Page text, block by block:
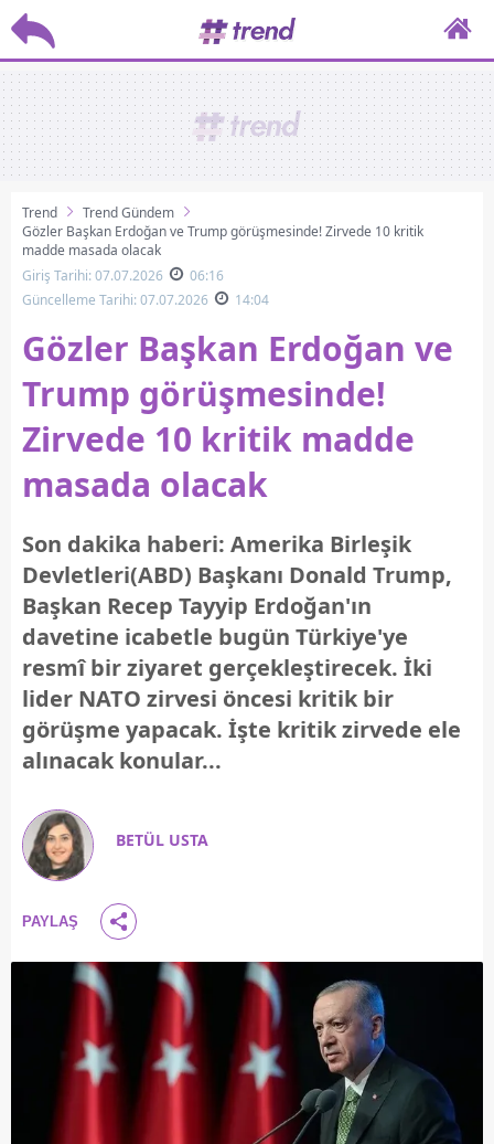
Trend
Trend Gündem
Gözler Başkan Erdoğan ve Trump görüşmesinde! Zirvede 10 kritik
madde masada olacak
Giriş Tarihi: 07.07.2026
06:16
Güncelleme Tarihi: 07.07.2026
14:04
Gözler Başkan Erdoğan ve
Trump görüşmesinde!
Zirvede 10 kritik madde
masada olacak
Son dakika haberi: Amerika Birleşik
Devletleri(ABD) Başkanı Donald Trump,
Başkan Recep Tayyip Erdoğan'ın
davetine icabetle bugün Türkiye'ye
resmî bir ziyaret gerçekleştirecek. İki
lider NATO zirvesi öncesi kritik bir
görüşme yapacak. İşte kritik zirvede ele
alınacak konular...
BETÜL USTA
PAYLAŞ